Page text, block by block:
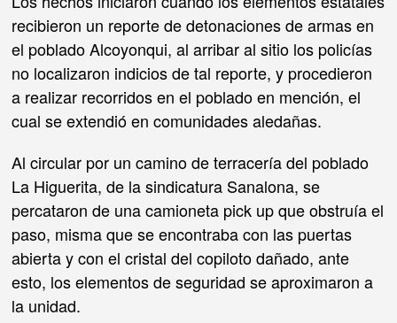
recibieron un reporte de detonaciones de armas en
el poblado Alcoyonqui, al arribar al sitio los policías
no localizaron indicios de tal reporte, y procedieron
a realizar recorridos en el poblado en mención, el
cual se extendió en comunidades aledañas.
Al circular por un camino de terracería del poblado
La Higuerita, de la sindicatura Sanalona, se
percataron de una camioneta pick up que obstruía el
paso, misma que se encontraba con las puertas
abierta y con el cristal del copiloto dañado, ante
esto, los elementos de seguridad se aproximaron a
la unidad.